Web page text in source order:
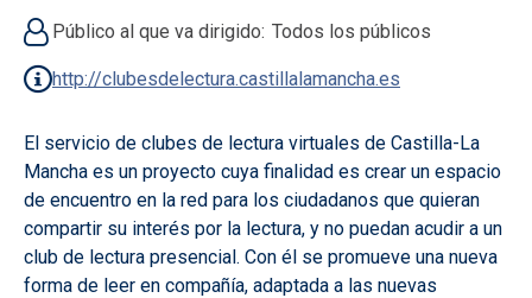
Público al que va dirigido Todos los públicos
http://clubesdelectura.castillalamancha.es
El servicio de clubes de lectura virtuales de Castilla-La
Mancha es un proyecto cuya finalidad es crear un espacio
de encuentro en la red para los ciudadanos que quieran
compartir su interés por la lectura, y no puedan acudir a un
club de lectura presencial. Con él se promueve una nueva
forma de leer en compañía, adaptada a las nuevas